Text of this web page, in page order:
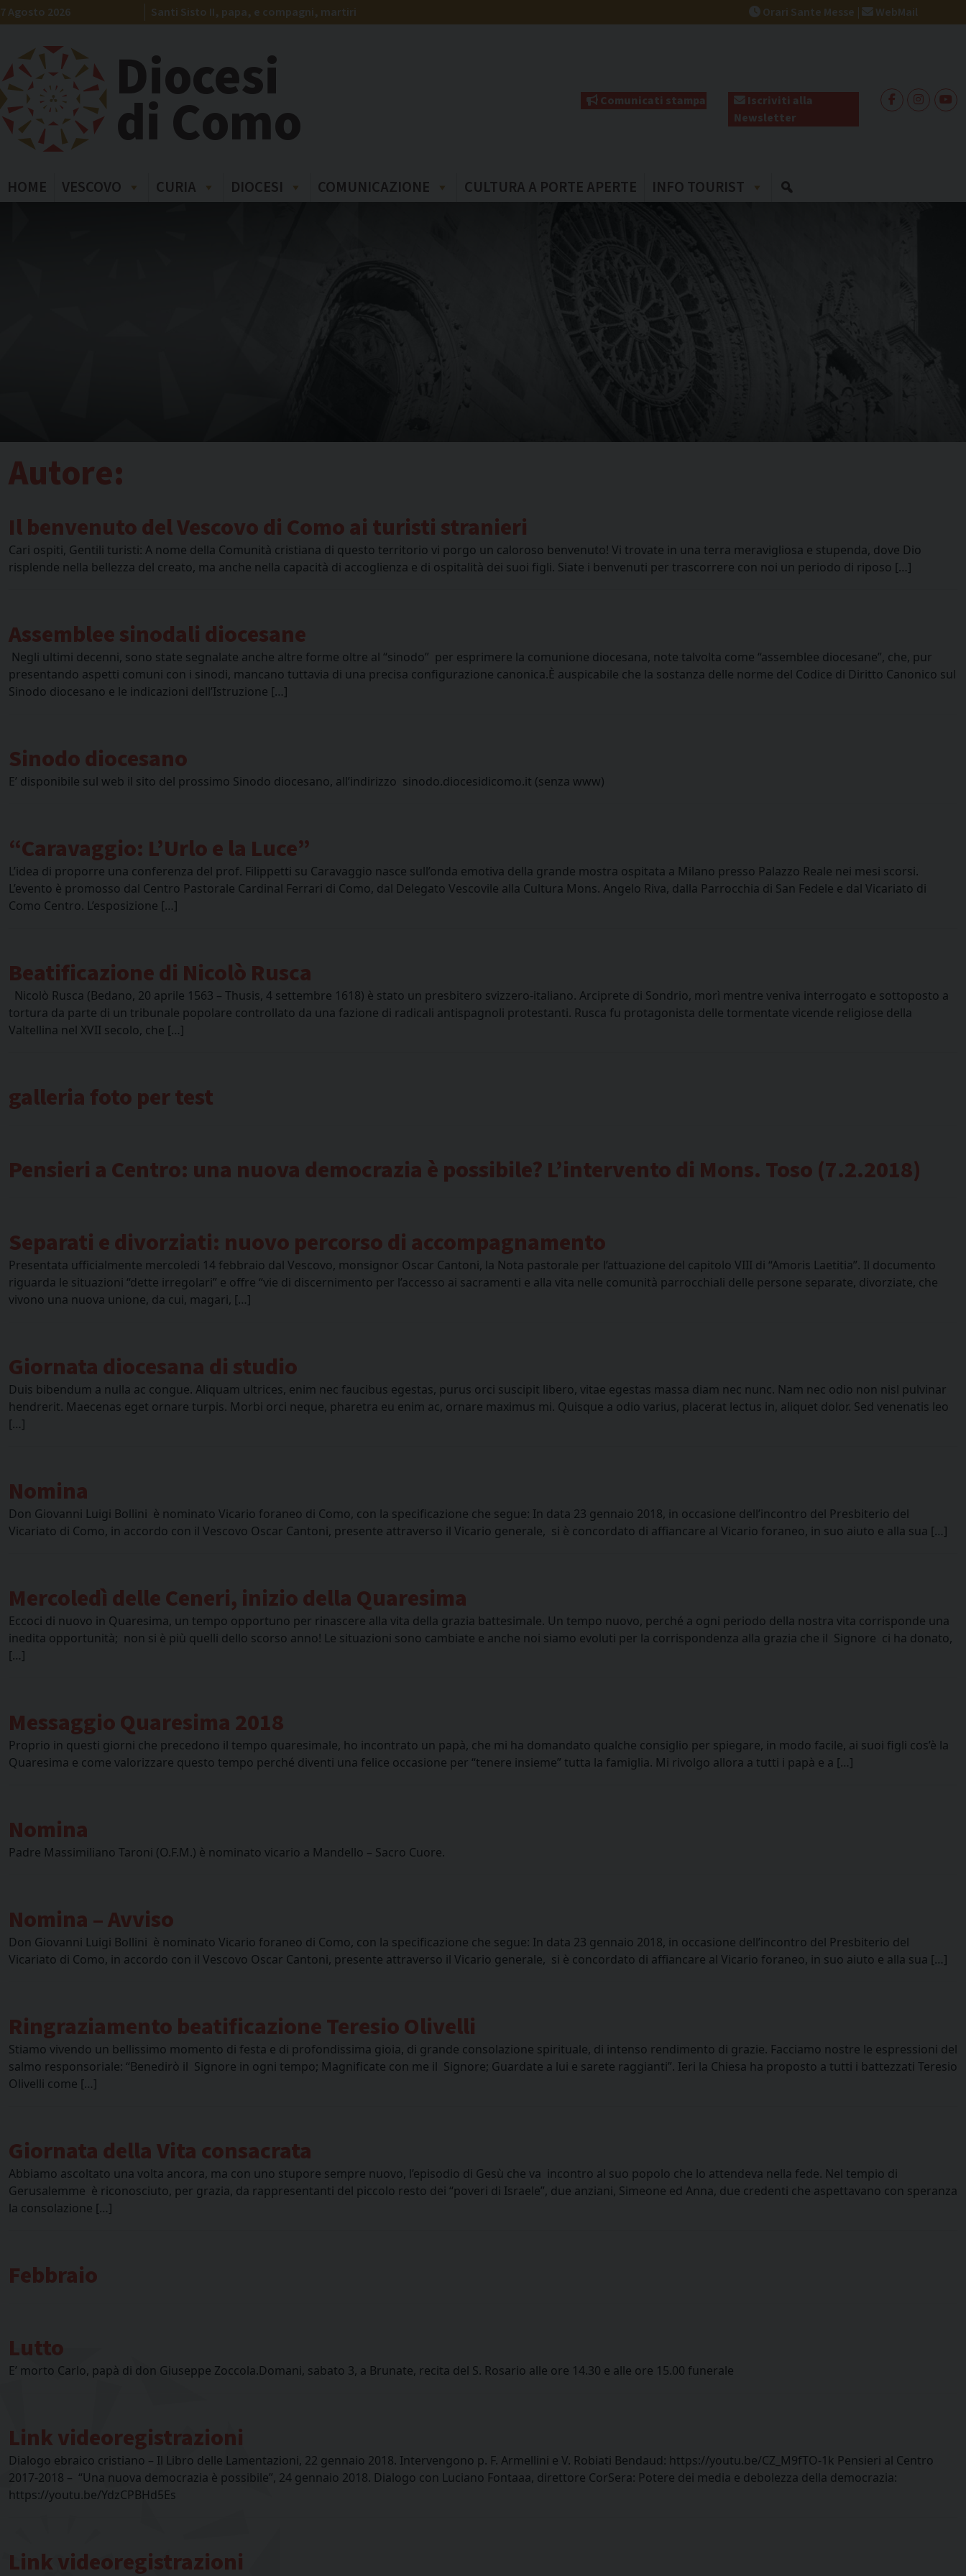
Skip
to
7 Agosto 2026 Santi Sisto II, papa, e compagni, martiri Orari Sante Messe | WebMail
Diocesi
di Como Comunicati stampa
Iscriviti alla
Newsletter
HOME VESCOVO CURIA DIOCESI COMUNICAZIONE CULTURA A PORTE APERTE INFO TOURIST
Autore:
Il benvenuto del Vescovo di Como ai turisti stranieri
Cari ospiti, Gentili turisti: A nome della Comunità cristiana di questo territorio vi porgo un caloroso benvenuto! Vi trovate in una terra meravigliosa e stupenda, dove Dio
risplende nella bellezza del creato, ma anche nella capacità di accoglienza e di ospitalità dei suoi figli. Siate i benvenuti per trascorrere con noi un periodo di riposo […]
Assemblee sinodali diocesane
Negli ultimi decenni, sono state segnalate anche altre forme oltre al “sinodo” per esprimere la comunione diocesana, note talvolta come “assemblee diocesane”, che, pur
presentando aspetti comuni con i sinodi, mancano tuttavia di una precisa configurazione canonica.È auspicabile che la sostanza delle norme del Codice di Diritto Canonico sul
Sinodo diocesano e le indicazioni dell’Istruzione […]
Sinodo diocesano
E’ disponibile sul web il sito del prossimo Sinodo diocesano, all’indirizzo sinodo.diocesidicomo.it (senza www)
“Caravaggio: L’Urlo e la Luce”
L’idea di proporre una conferenza del prof. Filippetti su Caravaggio nasce sull’onda emotiva della grande mostra ospitata a Milano presso Palazzo Reale nei mesi scorsi.
L’evento è promosso dal Centro Pastorale Cardinal Ferrari di Como, dal Delegato Vescovile alla Cultura Mons. Angelo Riva, dalla Parrocchia di San Fedele e dal Vicariato di
Como Centro. L’esposizione […]
Beatificazione di Nicolò Rusca
Nicolò Rusca (Bedano, 20 aprile 1563 – Thusis, 4 settembre 1618) è stato un presbitero svizzero-italiano. Arciprete di Sondrio, morì mentre veniva interrogato e sottoposto a
tortura da parte di un tribunale popolare controllato da una fazione di radicali antispagnoli protestanti. Rusca fu protagonista delle tormentate vicende religiose della
Valtellina nel XVII secolo, che […]
galleria foto per test
Pensieri a Centro: una nuova democrazia è possibile? L’intervento di Mons. Toso (7.2.2018)
Separati e divorziati: nuovo percorso di accompagnamento
Presentata ufficialmente mercoledi 14 febbraio dal Vescovo, monsignor Oscar Cantoni, la Nota pastorale per l’attuazione del capitolo VIII di “Amoris Laetitia”. Il documento
riguarda le situazioni “dette irregolari” e offre “vie di discernimento per l’accesso ai sacramenti e alla vita nelle comunità parrocchiali delle persone separate, divorziate, che
vivono una nuova unione, da cui, magari, […]
Giornata diocesana di studio
Duis bibendum a nulla ac congue. Aliquam ultrices, enim nec faucibus egestas, purus orci suscipit libero, vitae egestas massa diam nec nunc. Nam nec odio non nisl pulvinar
hendrerit. Maecenas eget ornare turpis. Morbi orci neque, pharetra eu enim ac, ornare maximus mi. Quisque a odio varius, placerat lectus in, aliquet dolor. Sed venenatis leo
[…]
Nomina
Don Giovanni Luigi Bollini è nominato Vicario foraneo di Como, con la specificazione che segue: In data 23 gennaio 2018, in occasione dell’incontro del Presbiterio del
Vicariato di Como, in accordo con il Vescovo Oscar Cantoni, presente attraverso il Vicario generale, si è concordato di affiancare al Vicario foraneo, in suo aiuto e alla sua […]
Mercoledì delle Ceneri, inizio della Quaresima
Eccoci di nuovo in Quaresima, un tempo opportuno per rinascere alla vita della grazia battesimale. Un tempo nuovo, perché a ogni periodo della nostra vita corrisponde una
inedita opportunità; non si è più quelli dello scorso anno! Le situazioni sono cambiate e anche noi siamo evoluti per la corrispondenza alla grazia che il Signore ci ha donato,
[…]
Messaggio Quaresima 2018
Proprio in questi giorni che precedono il tempo quaresimale, ho incontrato un papà, che mi ha domandato qualche consiglio per spiegare, in modo facile, ai suoi figli cos’è la
Quaresima e come valorizzare questo tempo perché diventi una felice occasione per “tenere insieme” tutta la famiglia. Mi rivolgo allora a tutti i papà e a […]
Nomina
Padre Massimiliano Taroni (O.F.M.) è nominato vicario a Mandello – Sacro Cuore.
Nomina – Avviso
Don Giovanni Luigi Bollini è nominato Vicario foraneo di Como, con la specificazione che segue: In data 23 gennaio 2018, in occasione dell’incontro del Presbiterio del
Vicariato di Como, in accordo con il Vescovo Oscar Cantoni, presente attraverso il Vicario generale, si è concordato di affiancare al Vicario foraneo, in suo aiuto e alla sua […]
Ringraziamento beatificazione Teresio Olivelli
Stiamo vivendo un bellissimo momento di festa e di profondissima gioia, di grande consolazione spirituale, di intenso rendimento di grazie. Facciamo nostre le espressioni del
salmo responsoriale: “Benedirò il Signore in ogni tempo; Magnificate con me il Signore; Guardate a lui e sarete raggianti”. Ieri la Chiesa ha proposto a tutti i battezzati Teresio
Olivelli come […]
Giornata della Vita consacrata
Abbiamo ascoltato una volta ancora, ma con uno stupore sempre nuovo, l’episodio di Gesù che va incontro al suo popolo che lo attendeva nella fede. Nel tempio di
Gerusalemme è riconosciuto, per grazia, da rappresentanti del piccolo resto dei “poveri di Israele”, due anziani, Simeone ed Anna, due credenti che aspettavano con speranza
la consolazione […]
Febbraio
Lutto
E’ morto Carlo, papà di don Giuseppe Zoccola.Domani, sabato 3, a Brunate, recita del S. Rosario alle ore 14.30 e alle ore 15.00 funerale
Link videoregistrazioni
Dialogo ebraico cristiano – Il Libro delle Lamentazioni, 22 gennaio 2018. Intervengono p. F. Armellini e V. Robiati Bendaud: https://youtu.be/CZ_M9fTO-1k Pensieri al Centro
2017-2018 – “Una nuova democrazia è possibile”, 24 gennaio 2018. Dialogo con Luciano Fontaaa, direttore CorSera: Potere dei media e debolezza della democrazia:
https://youtu.be/YdzCPBHd5Es
Link videoregistrazioni